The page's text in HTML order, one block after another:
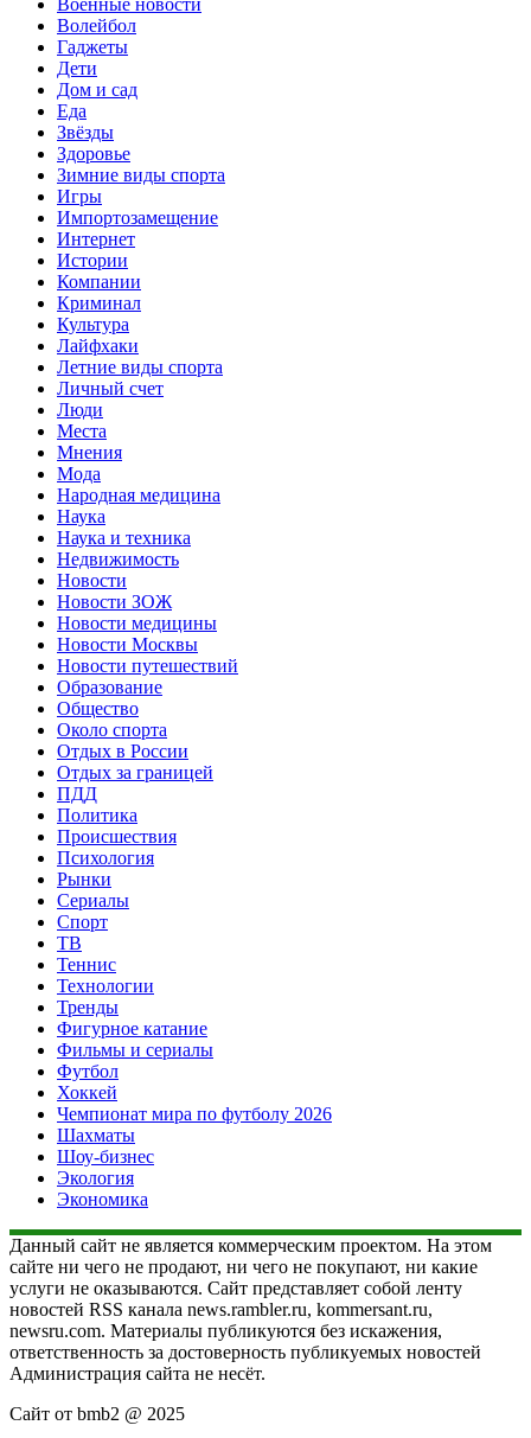
Волейбол
Гаджеты
Дети
Дом и сад
Еда
Звёзды
Здоровье
Зимние виды спорта
Игры
Импортозамещение
Интернет
Истории
Компании
Криминал
Культура
Лайфхаки
Летние виды спорта
Личный счет
Люди
Места
Мнения
Мода
Народная медицина
Наука
Наука и техника
Недвижимость
Новости
Новости ЗОЖ
Новости медицины
Новости Москвы
Новости путешествий
Образование
Общество
Около спорта
Отдых в России
Отдых за границей
ПДД
Политика
Происшествия
Психология
Рынки
Сериалы
Спорт
ТВ
Теннис
Технологии
Тренды
Фигурное катание
Фильмы и сериалы
Футбол
Хоккей
Чемпионат мира по футболу 2026
Шахматы
Шоу-бизнес
Экология
Экономика
Данный сайт не является коммерческим проектом. На этом
сайте ни чего не продают, ни чего не покупают, ни какие
услуги не оказываются. Сайт представляет собой ленту
новостей RSS канала news.rambler.ru, kommersant.ru,
newsru.com. Материалы публикуются без искажения,
ответственность за достоверность публикуемых новостей
Администрация сайта не несёт.
Сайт от bmb2 @ 2025